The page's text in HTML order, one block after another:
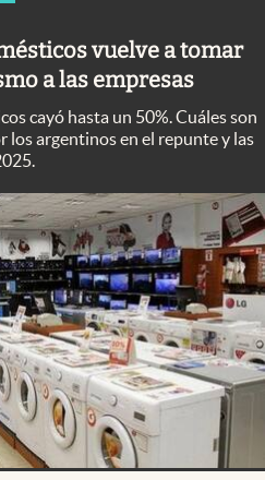
vuelve a tomar
a las empresas
cayó hasta un 50%. Cuáles son
los argentinos en el repunte y las